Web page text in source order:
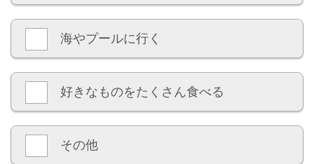
海やプールに行く
好きなものをたくさん食べる
その他